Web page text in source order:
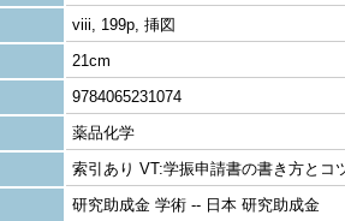
viii, 199p, 挿図
21cm
9784065231074
薬品化学
索引あり VT:学振申請書の書き方とコ
研究助成金 学術 -- 日本 研究助成金